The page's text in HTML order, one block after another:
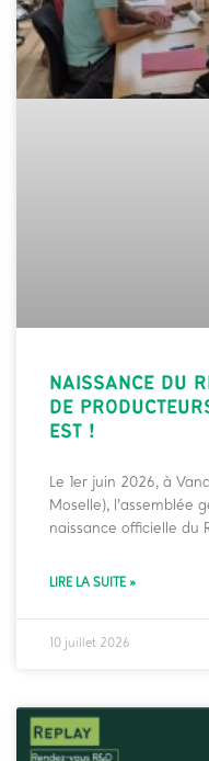
NAISSANCE DU
DE
EST !
Le 1er juin 2026, à
Moselle), l’assemblée
naissance officielle du
LIRE LA SUITE »
10 juillet 2026